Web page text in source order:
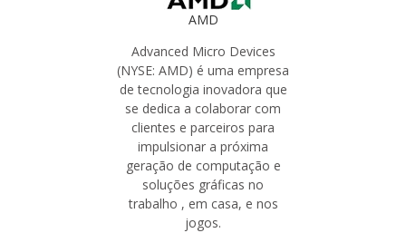
AMD
Advanced Micro Devices
(NYSE: AMD) é uma empresa
de tecnologia inovadora que
se dedica a colaborar com
clientes e parceiros para
impulsionar a próxima
geração de computação e
soluções gráficas no
trabalho , em casa, e nos
jogos.